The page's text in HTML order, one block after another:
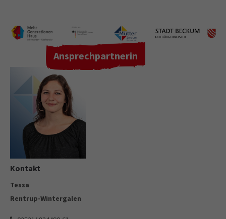
Ansprechpartnerin
Kontakt
Tessa
Rentrup-Wintergalen